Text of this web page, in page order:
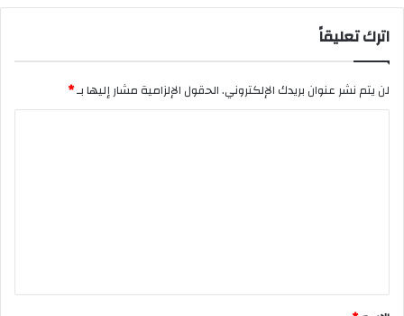
اترك تعليقاً
لن يتم نشر عنوان بريدك الإلكتروني.الحقول الإلزامية مشار إليها بـ*